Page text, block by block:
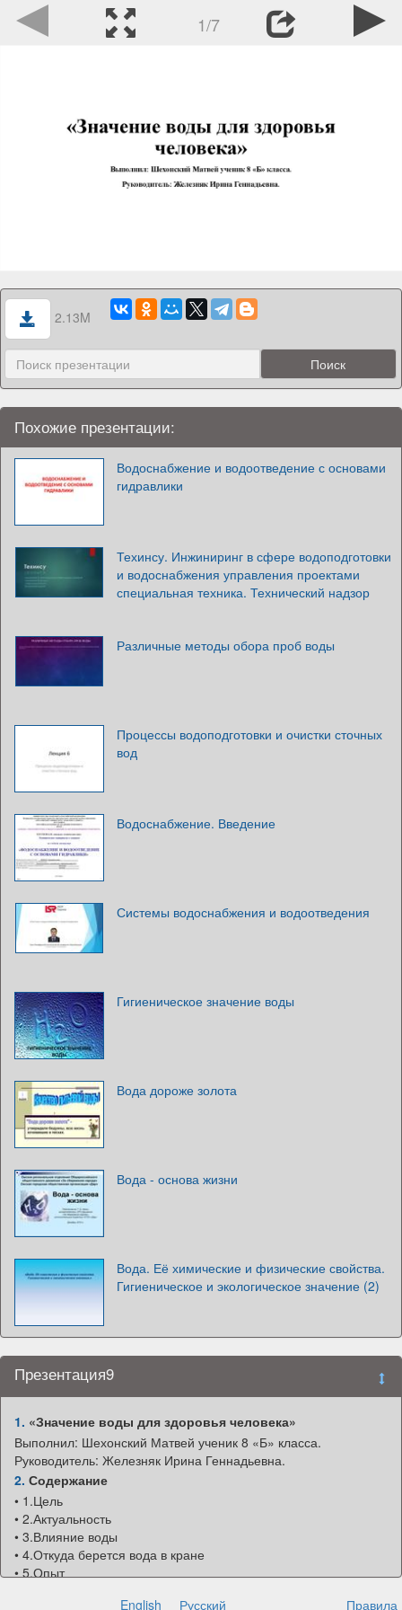
1/7
2.13M
Похожие презентации:
Водоснабжение и водоотведение с основами
гидравлики
Техинсу. Инжиниринг в сфере водоподготовки
и водоснабжения управления проектами
специальная техника. Технический надзор
Различные методы обора проб воды
Процессы водоподготовки и очистки сточных
вод
Водоснабжение. Введение
Системы водоснабжения и водоотведения
Гигиеническое значение воды
Вода дороже золота
Вода - основа жизни
Вода. Её химические и физические свойства.
Гигиеническое и экологическое значение (2)
Презентация9
1. «Значение воды для здоровья человека»
Выполнил: Шехонский Матвей ученик 8 «Б» класса.
Руководитель: Железняк Ирина Геннадьевна.
2. Содержание
• 1.Цель
• 2.Актуальность
• 3.Влияние воды
• 4.Откуда берется вода в кране
• 5.Опыт
English Русский Правила